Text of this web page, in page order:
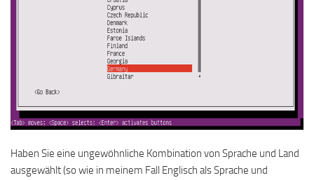
Haben Sie eine ungewöhnliche Kombination von Sprache und Land
ausgewählt (so wie in meinem Fall Englisch als Sprache und